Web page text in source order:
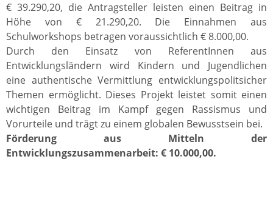
€ 39.290,20, die Antragsteller leisten einen Beitrag in
Höhe von € 21.290,20. Die Einnahmen aus
Schulworkshops betragen voraussichtlich € 8.000,00.
Durch den Einsatz von ReferentInnen aus
Entwicklungsländern wird Kindern und Jugendlichen
eine authentische Vermittlung entwicklungspolitsicher
Themen ermöglicht. Dieses Projekt leistet somit einen
wichtigen Beitrag im Kampf gegen Rassismus und
Vorurteile und trägt zu einem globalen Bewusstsein bei.
Förderung aus Mitteln der
Entwicklungszusammenarbeit: € 10.000,00.